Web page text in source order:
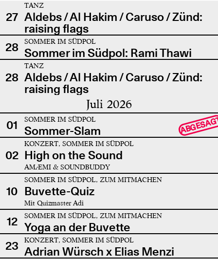
27
TANZ
Aldebs / Al Hakim / Caruso / Zünd:
raising flags
28
SOMMER IM SÜDPOL
Sommer im Südpol: Rami Thawi
28
TANZ
Aldebs / Al Hakim / Caruso / Zünd:
raising flags
Juli 2026
01 SOMMER IM SÜDPOL
Sommer-Slam
02
KONZERT, SOMMER IM SÜDPOL
High on the Sound
AMÆMI & SOUNDBUDDY
10
SOMMER IM SÜDPOL, ZUM MITMACHEN
Buvette-Quiz
Mit Quizmaster Adi
12 SOMMER IM SÜDPOL, ZUM MITMACHEN
Yoga an der Buvette
23
KONZERT, SOMMER IM SÜDPOL
Adrian Würsch x Elias Menzi